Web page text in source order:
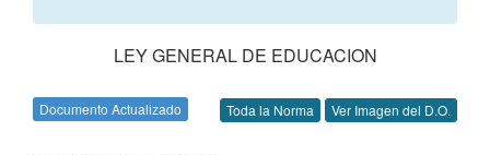
LEY GENERAL DE EDUCACION
Documento Actualizado Toda la Norma Ver Imagen del D.O.